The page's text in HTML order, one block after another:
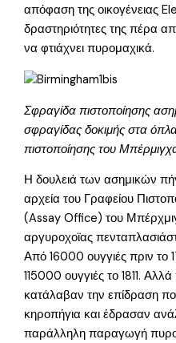
απόφαση της οικογένειας
δραστηριότητες της πέρα
να φτιάχνει πυρομαχικά.
Σφραγίδα πιστοποίησης
σφραγίδας δοκιμής στα
πιστοποίησης του
Η δουλειά των ασημικών
αρχεία του Γραφείου
(Assay Office) του
αργυροχοϊας
Από 16000 ουγγιές πριν
115000 ουγγιές το 1811.
κατάλαβαν την επίδραση
κηροπήγια και έδρασαν
παράλληλη παραγωγή